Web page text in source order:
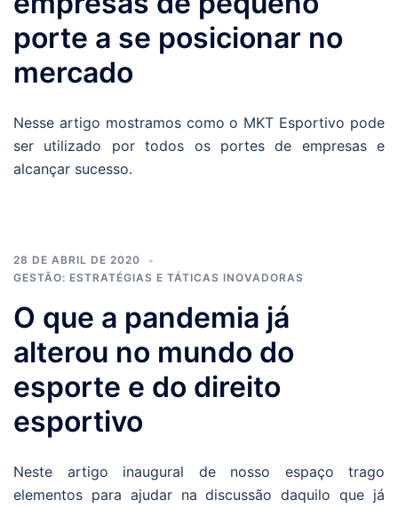
porte a se posicionar no
mercado
Nesse artigo mostramos como o MKT Esportivo pode
ser utilizado por todos os portes de empresas e
alcançar sucesso.
28 DE ABRIL DE 2020
GESTÃO: ESTRATÉGIAS E TÁTICAS INOVADORAS
O que a pandemia já
alterou no mundo do
esporte e do direito
esportivo
Neste artigo inaugural de nosso espaço trago
elementos para ajudar na discussão daquilo que já